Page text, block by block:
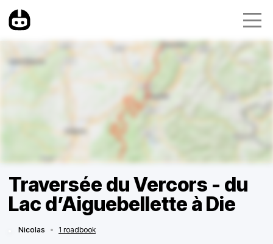
Traversée du Vercors - du
Lac d’Aiguebellette à Die
Nicolas • 1 roadbook